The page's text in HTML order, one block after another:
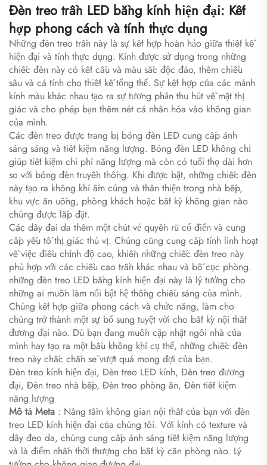
Đèn treo trần LED bằng kính hiện đại: Kết
hợp phong cách và tính thực dụng
Những đèn treo trần này là sự kết hợp hoàn hảo giữa thiết kế
hiện đại và tính thực dụng. Kính được sử dụng trong những
chiếc đèn này có kết cấu và màu sắc độc đáo, thêm chiều
sâu và cá tính cho thiết kế tổng thể. Sự kết hợp của các mảnh
kính màu khác nhau tạo ra sự tương phản thu hút về mặt thị
giác và cho phép bạn thêm nét cá nhân hóa vào không gian
của mình.
Các đèn treo được trang bị bóng đèn LED cung cấp ánh
sáng sáng và tiết kiệm năng lượng. Bóng đèn LED không chỉ
giúp tiết kiệm chi phí năng lượng mà còn có tuổi thọ dài hơn
so với bóng đèn truyền thống. Khi được bật, những chiếc đèn
này tạo ra không khí ấm cúng và thân thiện trong nhà bếp,
khu vực ăn uống, phòng khách hoặc bất kỳ không gian nào
chúng được lắp đặt.
Các dây đai da thêm một chút vẻ quyến rũ cổ điển và cung
cấp yếu tố thị giác thú vị. Chúng cũng cung cấp tính linh hoạt
về việc điều chỉnh độ cao, khiến những chiếc đèn treo này
phù hợp với các chiều cao trần khác nhau và bố cục phòng.
những đèn treo LED bằng kính hiện đại này là lý tưởng cho
những ai muốn làm nổi bật hệ thống chiếu sáng của mình.
Chúng kết hợp giữa phong cách và chức năng, làm cho
chúng trở thành một sự bổ sung tuyệt vời cho bất kỳ nội thất
đương đại nào. Dù bạn đang muốn cập nhật ngôi nhà của
mình hay tạo ra một bầu không khí cụ thể, những chiếc đèn
treo này chắc chắn sẽ vượt quá mong đợi của bạn.
Đèn treo kính hiện đại, Đèn treo LED kính, Đèn treo đương
đại, Đèn treo nhà bếp, Đèn treo phòng ăn, Đèn tiết kiệm
năng lượng
Mô tả Meta : Nâng tầm không gian nội thất của bạn với đèn
treo LED kính hiện đại của chúng tôi. Với kính có texture và
dây đeo da, chúng cung cấp ánh sáng tiết kiệm năng lượng
và là điểm nhấn thời thượng cho bất kỳ căn phòng nào. Lý